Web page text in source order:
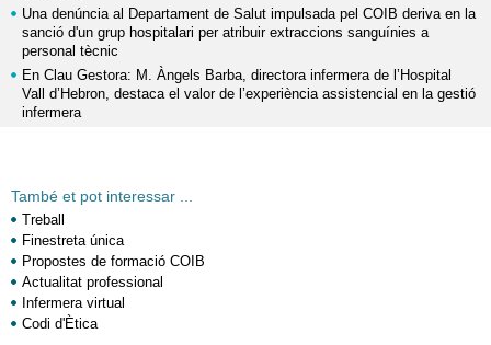
Una denúncia al Departament de Salut impulsada pel COIB deriva en la
sanció d'un grup hospitalari per atribuir extraccions sanguínies a
personal tècnic
En Clau Gestora: M. Àngels Barba, directora infermera de l’Hospital
Vall d’Hebron, destaca el valor de l’experiència assistencial en la gestió
infermera
També et pot interessar ...
Treball
Finestreta única
Propostes de formació COIB
Actualitat professional
Infermera virtual
Codi d'Ètica